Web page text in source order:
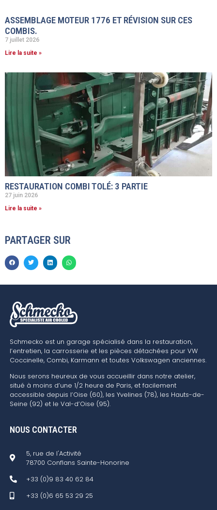
ASSEMBLAGE MOTEUR 1776 ET RÉVISION SUR CES
COMBIS.
7 juillet 2026
Lire la suite »
RESTAURATION COMBI TOLÉ: 3 PARTIE
27 juin 2026
Lire la suite »
PARTAGER SUR
Schmecko est un garage spécialisé dans la restauration,
l’entretien, la carrosserie et les pièces détachées pour VW
Coccinelle, Combi, Karmann et toutes Volkswagen anciennes.
Nous serons heureux de vous accueillir dans notre atelier,
situé à moins d’une 1/2 heure de Paris, et facilement
accessible depuis l’Oise (60), les Yvelines (78), les Hauts-de-
Seine (92) et le Val-d’Oise (95).
NOUS CONTACTER
5, rue de l'Activité
78700 Conflans Sainte-Honorine
+33 (0)9 83 40 62 84
+33 (0)6 65 53 29 25